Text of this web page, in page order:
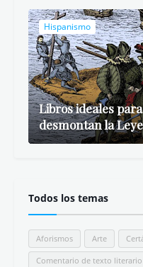
Hispanismo
Libros ideales
desmontan la
Todos los temas
Aforismos Arte
Comentario de texto literario